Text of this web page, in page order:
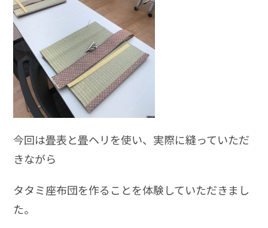
今回は畳表と畳ヘリを使い、実際に縫っていただ
きながら
タタミ座布団を作ることを体験していただきまし
た。